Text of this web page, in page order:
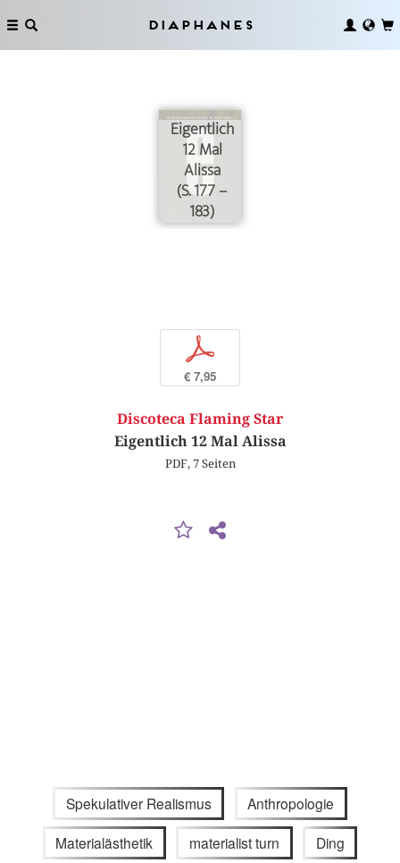
Diaphanes
Eigentlich
12 Mal
Alissa
(S. 177 –
183)
p
€ 7,95
Discoteca Flaming Star
Eigentlich 12 Mal Alissa
PDF, 7 Seiten
Spekulativer Realismus Anthropologie
Materialästhetik materialist turn Ding